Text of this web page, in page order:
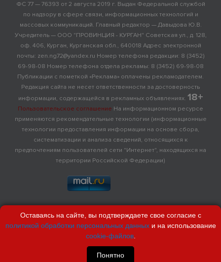
ФС 77 — 76393 от 2 августа 2019 г. Выдан Федеральной службой
по надзору в сфере связи, информационных технологий и
массовых коммуникаций. Главный редактор — Давыдова Ю.В.
Учредитель — ООО "ПРОВИНЦИЯ - КУРГАН" Советская ул., д. 128,
оф. 406, Курган, Курганская обл., 640018 Адрес электронной
почты: zen.ng72@yandex.ru Номер телефона редакции: 8 (3452)
69-98-08 Номер телефона отдела рекламы: 8 (3452) 69-98-08
Публикации с пометкой «Реклама» оплачены рекламодателем.
Редакция сайта не несет ответственности за достоверность
информации, содержащейся в рекламных объявлениях. 18+
Пользовательское соглашение На информационном ресурсе
применяются рекомендательные технологии (информационные
технологии предоставления информации на основе сбора,
систематизации и анализа сведений, относящихся к
предпочтениям пользователей сети "Интернет", находящихся на
территории Российской Федерации)
Оставаясь на сайте, вы подтверждаете свое согласие с
политикой обработки персональных данныхи на использование
cookie-файлов.
Понятно